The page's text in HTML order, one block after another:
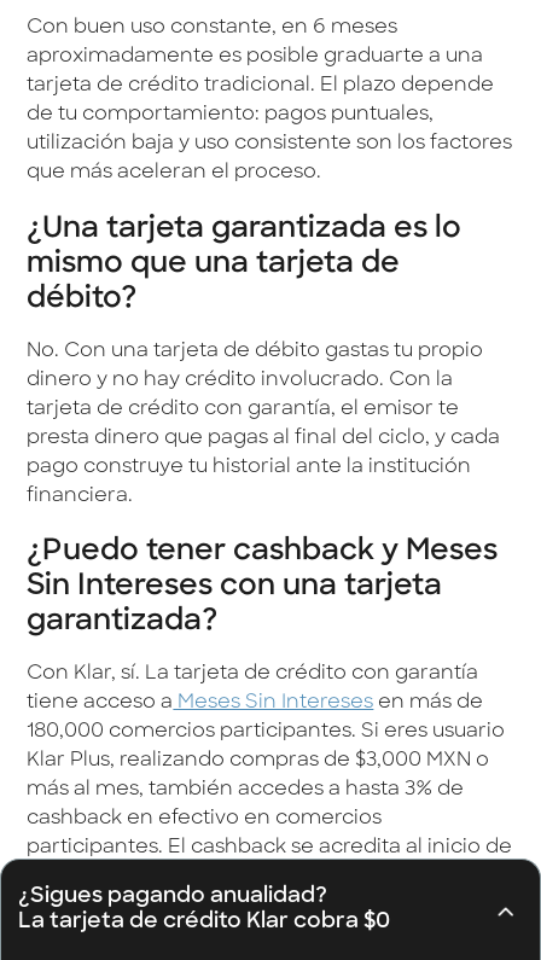
Con buen uso constante, en 6 meses
aproximadamente es posible graduarte a una
tarjeta de crédito tradicional. El plazo depende
de tu comportamiento: pagos puntuales,
utilización baja y uso consistente son los factores
que más aceleran el proceso.
¿Una tarjeta garantizada es lo
mismo que una tarjeta de
débito?
No. Con una tarjeta de débito gastas tu propio
dinero y no hay crédito involucrado. Con la
tarjeta de crédito con garantía, el emisor te
presta dinero que pagas al final del ciclo, y cada
pago construye tu historial ante la institución
financiera.
¿Puedo tener cashback y Meses
Sin Intereses con una tarjeta
garantizada?
Con Klar, sí. La tarjeta de crédito con garantía
tiene acceso a Meses Sin Intereses en más de
180,000 comercios participantes. Si eres usuario
Klar Plus, realizando compras de $3,000 MXN o
más al mes, también accedes a hasta 3% de
cashback en efectivo en comercios
participantes. El cashback se acredita al inicio de
¿Cuál es la tasa de interés de una
¿Sigues pagando anualidad?
La tarjeta de crédito Klar cobra $0